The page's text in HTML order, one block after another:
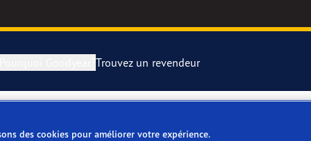
Pourquoi Goodyear?Trouvez un revendeur
des cookies pour améliorer votre expérience.